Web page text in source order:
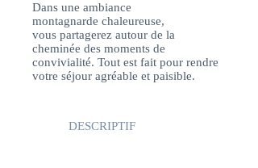
Dans une ambiance
montagnarde chaleureuse,
vous partagerez autour de la
cheminée des moments de
convivialité. Tout est fait pour rendre
votre séjour agréable et paisible.
DESCRIPTIF